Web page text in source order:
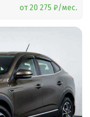
от 20 275 ₽/мес.